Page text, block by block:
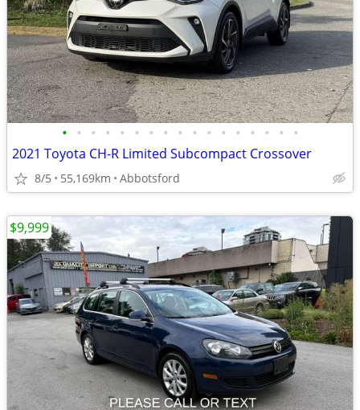
• • • • • • • • • • • • • • • • •
2021 Toyota CH-R Limited Subcompact Crossover
8/5 55,169km Abbotsford
$9,999